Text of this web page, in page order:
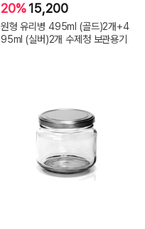
20%15,200
원형 유리병 495ml (골드)2개+4
95ml (실버)2개 수제청 보관용기